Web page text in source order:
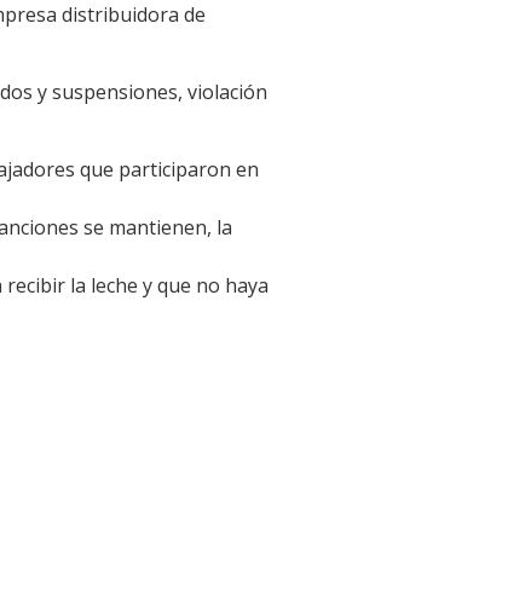
distribuidora de
y suspensiones, violación
que participaron en
se mantienen, la
la leche y que no haya